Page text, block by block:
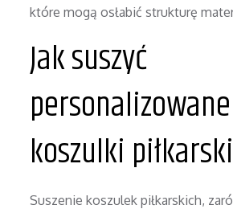
które mogą osłabić strukturę
Jak suszyć
personalizowane
koszulki
Suszenie koszulek piłkarskich,